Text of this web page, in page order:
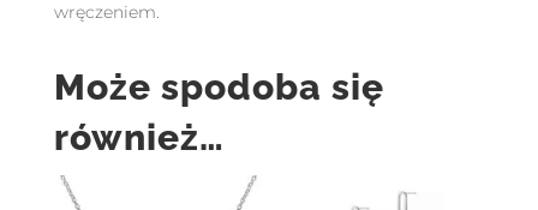
wręczeniem.
Może spodoba się
również…